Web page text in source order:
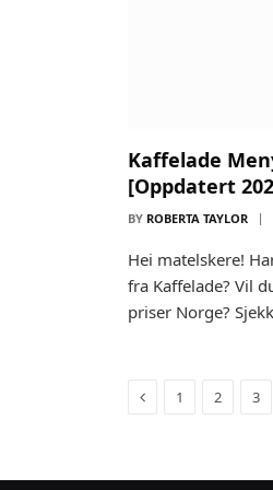
Kaffelade
[Oppdatert
BY ROBERTA TAYLOR
Hei matelskere!
fra Kaffelade? Vil
priser Norge?
Previous
1 2 3